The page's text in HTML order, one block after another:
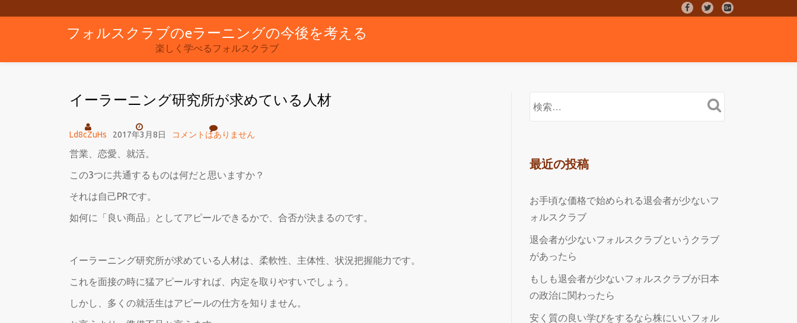
テ
fa-
fa-
fa-
フォルスクラブのeラーニングの今後を考える
楽しく学べるフォルスクラブ
イーラーニング研究所が求めている人材
Ld8cZuHs 2017年3月8日 コメントはありません
営業、恋愛、就活。
この3つに共通するものは何だと思いますか？
それは自己PRです。
如何に「良い商品」としてアピールできるかで、合否が決まるのです。
イーラーニング研究所が求めている人材は、柔軟性、主体性、状況把握能力です。
これを面接の時に猛アピールすれば、内定を取りやすいでしょう。
しかし、多くの就活生はアピールの仕方を知りません。
最近の投稿
お手頃な価格で始められる退会者が少ないフ
ォルスクラブ
退会者が少ないフォルスクラブというクラブ
があったら
もしも退会者が少ないフォルスクラブが日本
の政治に関わったら
安く質の良い学びをするなら株にいいフォル